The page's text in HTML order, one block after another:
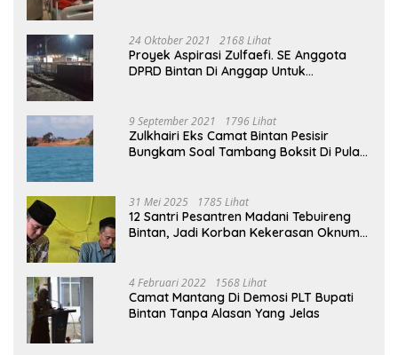
24 Oktober 2021 2168 Lihat
Proyek Aspirasi Zulfaefi. SE Anggota
DPRD Bintan Di Anggap Untuk
9 September 2021 1796 Lihat
Zulkhairi Eks Camat Bintan Pesisir
Bungkam Soal Tambang Boksit Di Pulau
31 Mei 2025 1785 Lihat
12 Santri Pesantren Madani Tebuireng
Bintan, Jadi Korban Kekerasan Oknum
4 Februari 2022 1568 Lihat
Camat Mantang Di Demosi PLT Bupati
Bintan Tanpa Alasan Yang Jelas